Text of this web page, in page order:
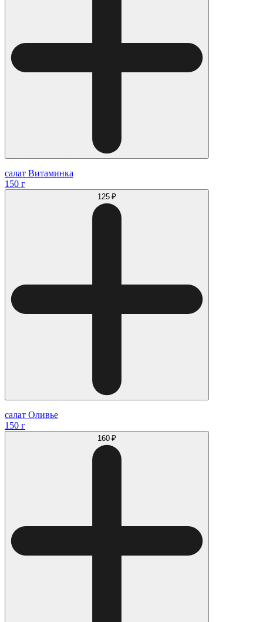
салат Витаминка
150 г
125 ₽
салат Оливье
150 г
160 ₽